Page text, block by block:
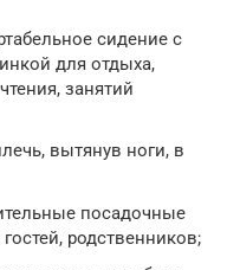
сидение с
для отдыха,
занятий
вытянув ноги, в
посадочные
родственников;